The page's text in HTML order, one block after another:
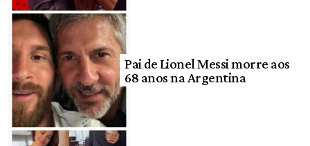
Pai de Lionel Messi morre aos
68 anos na Argentina